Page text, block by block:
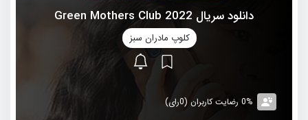
دانلود سریال 2022 Green Mothers Club
کلوپ مادران سبز
0% رضایت کاربران (0رای)